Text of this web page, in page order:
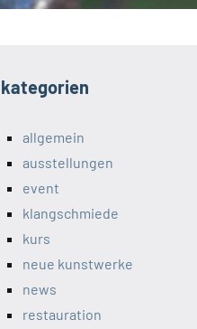
kategorien
allgemein
ausstellungen
event
klangschmiede
kurs
neue kunstwerke
news
restauration